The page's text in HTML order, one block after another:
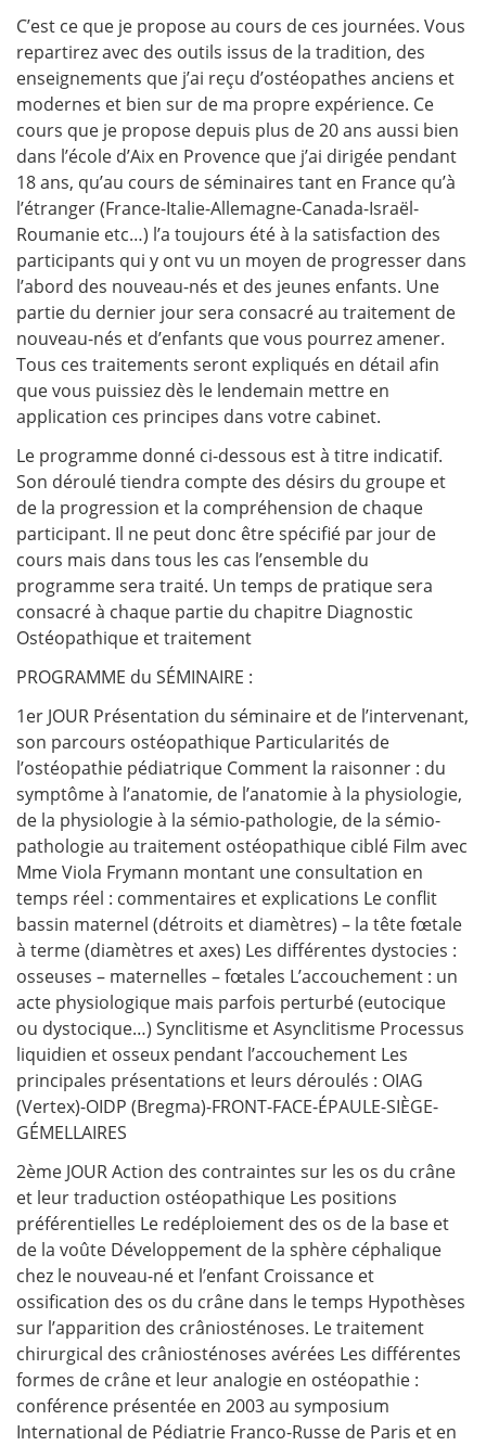
C’est ce que je propose au cours de ces journées. Vous
repartirez avec des outils issus de la tradition, des
enseignements que j’ai reçu d’ostéopathes anciens et
modernes et bien sur de ma propre expérience. Ce
cours que je propose depuis plus de 20 ans aussi bien
dans l’école d’Aix en Provence que j’ai dirigée pendant
18 ans, qu’au cours de séminaires tant en France qu’à
l’étranger (France-Italie-Allemagne-Canada-Israël-
Roumanie etc…) l’a toujours été à la satisfaction des
participants qui y ont vu un moyen de progresser dans
l’abord des nouveau-nés et des jeunes enfants. Une
partie du dernier jour sera consacré au traitement de
nouveau-nés et d’enfants que vous pourrez amener.
Tous ces traitements seront expliqués en détail afin
que vous puissiez dès le lendemain mettre en
application ces principes dans votre cabinet.
Le programme donné ci-dessous est à titre indicatif.
Son déroulé tiendra compte des désirs du groupe et
de la progression et la compréhension de chaque
participant. Il ne peut donc être spécifié par jour de
cours mais dans tous les cas l’ensemble du
programme sera traité. Un temps de pratique sera
consacré à chaque partie du chapitre Diagnostic
Ostéopathique et traitement
PROGRAMME du SÉMINAIRE :
1er JOUR Présentation du séminaire et de l’intervenant,
son parcours ostéopathique Particularités de
l’ostéopathie pédiatrique Comment la raisonner : du
symptôme à l’anatomie, de l’anatomie à la physiologie,
de la physiologie à la sémio-pathologie, de la sémio-
pathologie au traitement ostéopathique ciblé Film avec
Mme Viola Frymann montant une consultation en
temps réel : commentaires et explications Le conflit
bassin maternel (détroits et diamètres) – la tête fœtale
à terme (diamètres et axes) Les différentes dystocies :
osseuses – maternelles – fœtales L’accouchement : un
acte physiologique mais parfois perturbé (eutocique
ou dystocique…) Synclitisme et Asynclitisme Processus
liquidien et osseux pendant l’accouchement Les
principales présentations et leurs déroulés : OIAG
(Vertex)-OIDP (Bregma)-FRONT-FACE-ÉPAULE-SIÈGE-
GÉMELLAIRES
2ème JOUR Action des contraintes sur les os du crâne
et leur traduction ostéopathique Les positions
préférentielles Le redéploiement des os de la base et
de la voûte Développement de la sphère céphalique
chez le nouveau-né et l’enfant Croissance et
ossification des os du crâne dans le temps Hypothèses
sur l’apparition des crâniosténoses. Le traitement
chirurgical des crâniosténoses avérées Les différentes
formes de crâne et leur analogie en ostéopathie :
conférence présentée en 2003 au symposium
International de Pédiatrie Franco-Russe de Paris et en